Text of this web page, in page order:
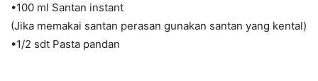
•100 ml Santan instant
(Jika memakai santan perasan gunakan santan yang kental)
•1/2 sdt Pasta pandan